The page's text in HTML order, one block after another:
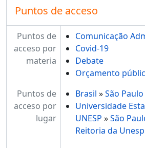
Puntos de acceso
Puntos de
acceso por
materia
Comunicação
Covid-19
Debate
Orçamento
Puntos de
acceso por
lugar
Brasil »São Paulo
Universidade
UNESP »São
Reitoria da Unesp